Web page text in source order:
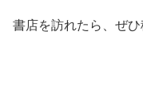
書店を訪れたら、ぜひ